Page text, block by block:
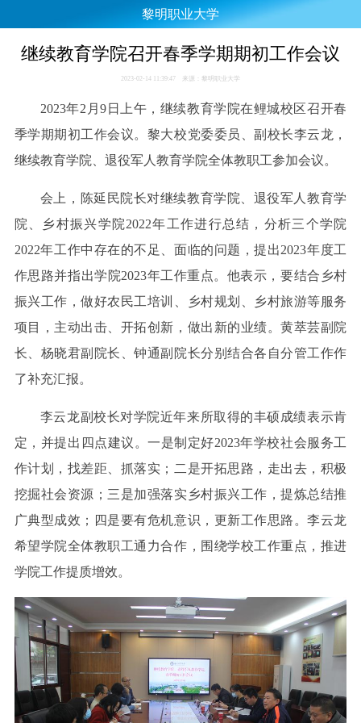
黎明职业大学
继续教育学院召开春季学期期初工作会议
2023-02-14 11:39:47 来源：黎明职业大学
2023年2月9日上午，继续教育学院在鲤城校区召开春
季学期期初工作会议。黎大校党委委员、副校长李云龙，
继续教育学院、退役军人教育学院全体教职工参加会议。
会上，陈延民院长对继续教育学院、退役军人教育学
院、乡村振兴学院2022年工作进行总结，分析三个学院
2022年工作中存在的不足、面临的问题，提出2023年度工
作思路并指出学院2023年工作重点。他表示，要结合乡村
振兴工作，做好农民工培训、乡村规划、乡村旅游等服务
项目，主动出击、开拓创新，做出新的业绩。黄萃芸副院
长、杨晓君副院长、钟通副院长分别结合各自分管工作作
了补充汇报。
李云龙副校长对学院近年来所取得的丰硕成绩表示肯
定，并提出四点建议。一是制定好2023年学校社会服务工
作计划，找差距、抓落实；二是开拓思路，走出去，积极
挖掘社会资源；三是加强落实乡村振兴工作，提炼总结推
广典型成效；四是要有危机意识，更新工作思路。李云龙
希望学院全体教职工通力合作，围绕学校工作重点，推进
学院工作提质增效。